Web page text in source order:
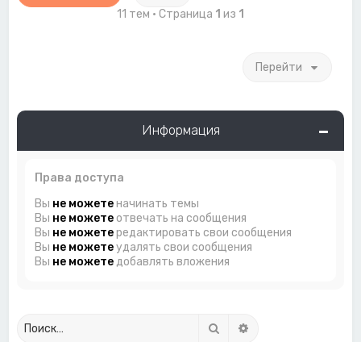
11 тем • Страница 1 из 1
Перейти
Информация
Права доступа
Вы не можетеначинать темы
Вы не можетеотвечать на сообщения
Вы не можетередактировать свои сообщения
Вы не можетеудалять свои сообщения
Вы не можетедобавлять вложения
Поиск